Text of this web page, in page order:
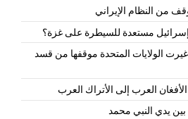
من النظام الإيراني
مستعدة للسيطرة على غزة؟
الولايات المتحدة موقفها من قسد
العرب إلى الأتراك العرب
بين يدي النبي محمد